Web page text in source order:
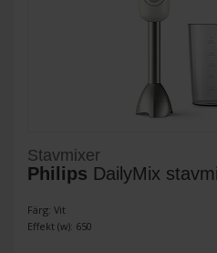
Stavmixer
Philips DailyMix
Färg: Vit
Effekt (w): 650